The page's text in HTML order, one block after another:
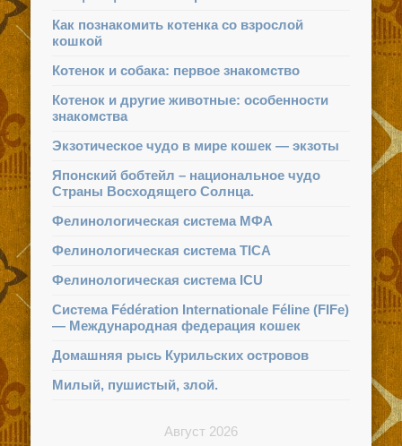
Как познакомить котенка со взрослой
кошкой
Котенок и собака: первое знакомство
Котенок и другие животные: особенности
знакомства
Экзотическое чудо в мире кошек — экзоты
Японский бобтейл – национальное чудо
Страны Восходящего Солнца.
Фелинологическая система МФА
Фелинологическая система TICA
Фелинологическая система ICU
Система Fédération Internationale Féline (FIFe)
— Международная федерация кошек
Домашняя рысь Курильских островов
Милый, пушистый, злой.
Август 2026